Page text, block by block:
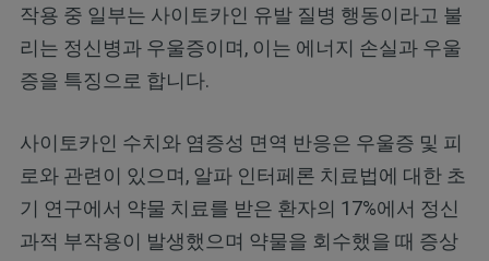
작용 중 일부는 사이토카인 유발 질병 행동이라고 불
리는 정신병과 우울증이며, 이는 에너지 손실과 우울
증을 특징으로 합니다.
사이토카인 수치와 염증성 면역 반응은 우울증 및 피
로와 관련이 있으며, 알파 인터페론 치료법에 대한 초
기 연구에서 약물 치료를 받은 환자의 17%에서 정신
과적 부작용이 발생했으며 약물을 회수했을 때 증상